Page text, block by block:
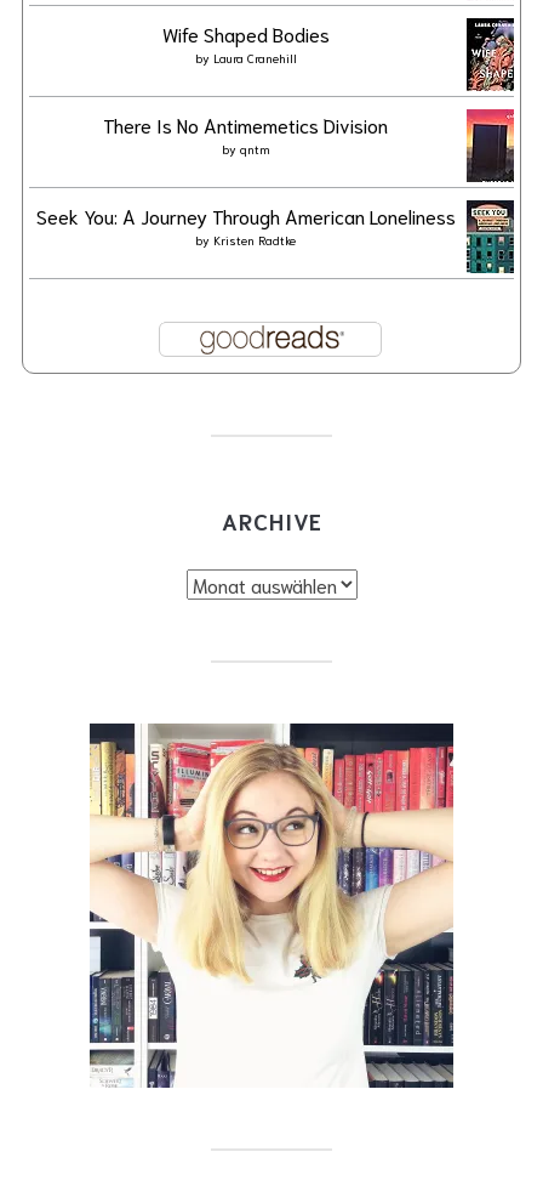
Wife Shaped Bodies
by Laura Cranehill
There Is No Antimemetics Division
by qntm
Seek You: A Journey Through American Loneliness
by Kristen Radtke
ARCHIVE